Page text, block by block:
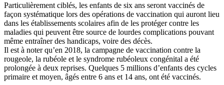
Particulièrement ciblés, les enfants de six ans seront vaccinés de
façon systématique lors des opérations de vaccination qui auront lieu
dans les établissements scolaires afin de les protéger contre les
maladies qui peuvent être source de lourdes complications pouvant
même entraîner des handicaps, voire des décès.
Il est à noter qu’en 2018, la campagne de vaccination contre la
rougeole, la rubéole et le syndrome rubéoleux congénital a été
prolongée à deux reprises. Quelques 5 millions d’enfants des cycles
primaire et moyen, âgés entre 6 ans et 14 ans, ont été vaccinés.